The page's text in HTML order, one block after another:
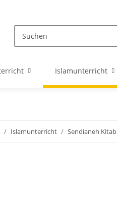
Islamunterricht
Islamunterricht Sendianeh Kitab